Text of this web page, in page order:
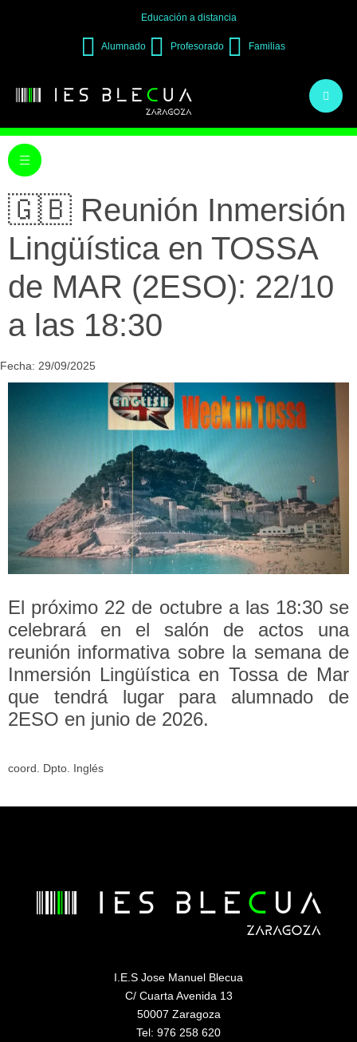
Educación a distancia
Alumnado Profesorado Familias
🇬🇧 Reunión Inmersión
Lingüística en TOSSA
de MAR (2ESO): 22/10
a las 18:30
Fecha: 29/09/2025
El próximo 22 de octubre a las 18:30 se
celebrará en el salón de actos una
reunión informativa sobre la semana de
Inmersión Lingüística en Tossa de Mar
que tendrá lugar para alumnado de
2ESO en junio de 2026.
coord. Dpto. Inglés
I.E.S Jose Manuel Blecua
C/ Cuarta Avenida 13
50007 Zaragoza
Tel: 976 258 620